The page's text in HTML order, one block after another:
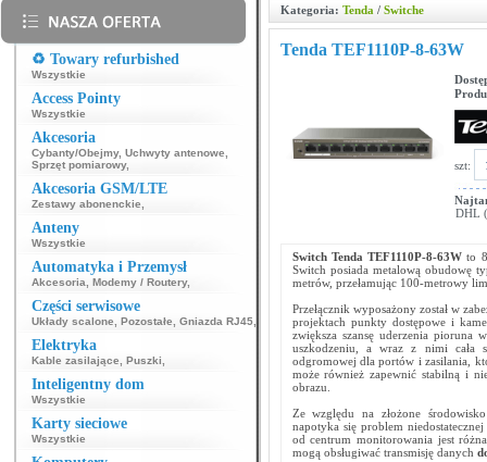
♻️ Towary refurbished
Wszystkie
Access Pointy
Wszystkie
Akcesoria
Cybanty/Obejmy, Uchwyty antenowe
Sprzęt pomiarowy,
Akcesoria GSM/LTE
Zestawy abonenckie
Anteny
Wszystkie
Automatyka i Przemysł
Akcesoria Modemy / Routery,
Części serwisowe
Układy scalone Pozostałe Gniazda RJ45
Elektryka
Kable zasilające Puszki
Inteligentny dom
Wszystkie
Karty sieciowe
Wszystkie
Kategoria: Tenda / Switche
Tenda TEF1110P-8-63W
szt:
DHL
Switch TendaTEF1110P-8-63Wto
Switch posiada metalową obudowę
metrów, przełamując 100-metrowy
Przełącznik wyposażony został w
projektach punkty dostępowe i
zwiększa szansę uderzenia pioruna
uszkodzeniu, a wraz z nimi cała
odgromowej dla portów i zasilania,
może również zapewnić stabilną i
obrazu.
Ze względu na złożone
napotyka się problem
od centrum monitorowania jest
mogą obsługiwać transmisję danych